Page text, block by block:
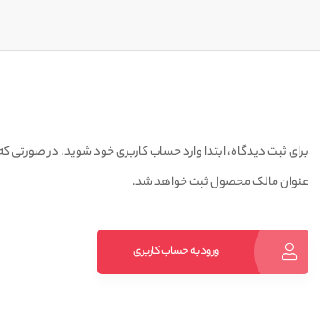
برای ثبت دیدگاه، ابتدا وارد حساب کاربری خود شوید. در صورتی که
عنوان مالک محصول ثبت خواهد شد.
ورود به حساب کاربری